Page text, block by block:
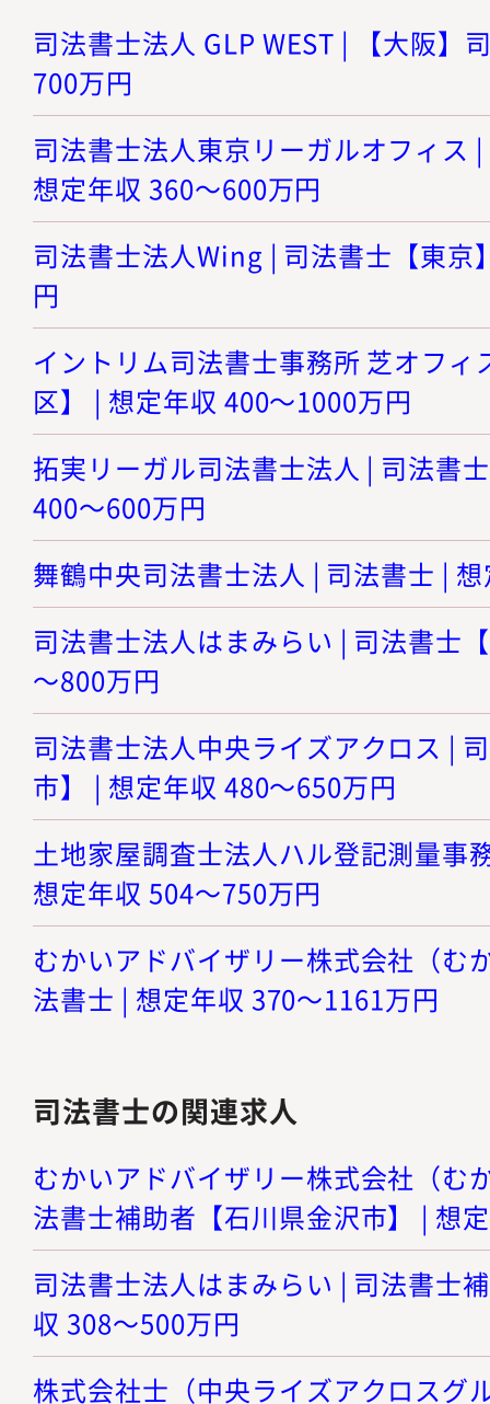
司法書士法人 GLP WEST | 【大阪】
700万円
司法書士法人東京リーガルオフィス
想定年収 360～600万円
司法書士法人Wing | 司法書士【東京
円
イントリム司法書士事務所 芝オフ
区】 | 想定年収 400～1000万円
拓実リーガル司法書士法人 | 司法書
400～600万円
舞鶴中央司法書士法人 | 司法書士 |
司法書士法人はまみらい | 司法書士
～800万円
司法書士法人中央ライズアクロス |
市】 | 想定年収 480～650万円
土地家屋調査士法人ハル登記測量事
想定年収 504～750万円
むかいアドバイザリー株式会社（む
法書士 | 想定年収 370～1161万円
司法書士の関連求人
むかいアドバイザリー株式会社（む
法書士補助者【石川県金沢市】 | 想
司法書士法人はまみらい | 司法書士
収 308～500万円
株式会社士（中央ライズアクロスグ